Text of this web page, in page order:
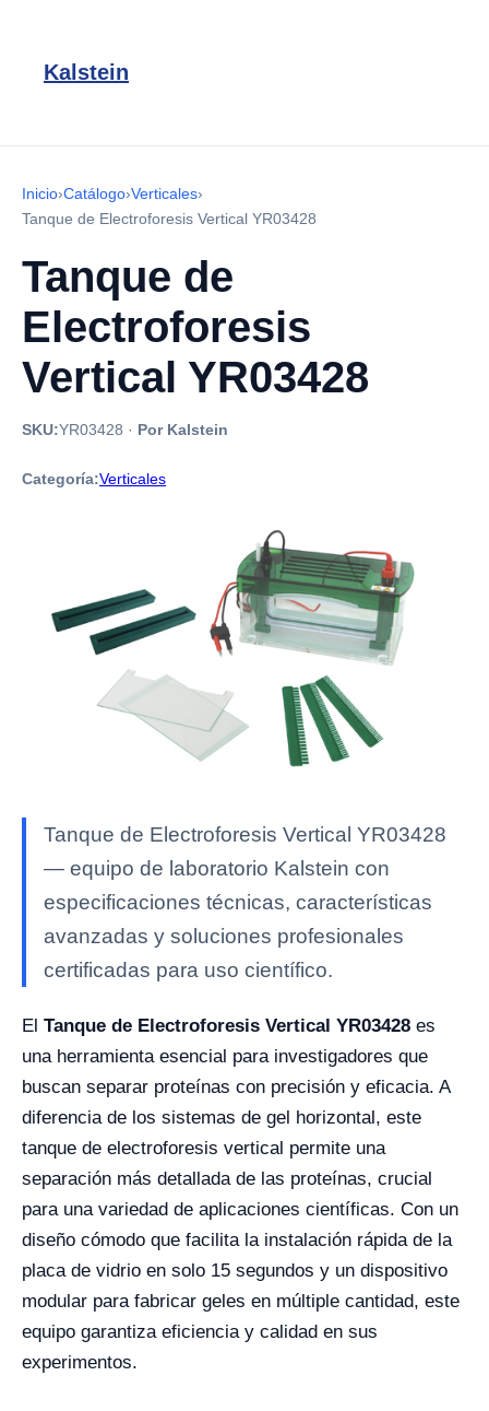
Kalstein
Inicio›Catálogo›Verticales›
Tanque de Electroforesis Vertical YR03428
Tanque de
Electroforesis
Vertical YR03428
SKU:YR03428 · Por Kalstein
Categoría:Verticales
Tanque de Electroforesis Vertical YR03428
— equipo de laboratorio Kalstein con
especificaciones técnicas, características
avanzadas y soluciones profesionales
certificadas para uso científico.
El Tanque de Electroforesis Vertical YR03428 es
una herramienta esencial para investigadores que
buscan separar proteínas con precisión y eficacia. A
diferencia de los sistemas de gel horizontal, este
tanque de electroforesis vertical permite una
separación más detallada de las proteínas, crucial
para una variedad de aplicaciones científicas. Con un
diseño cómodo que facilita la instalación rápida de la
placa de vidrio en solo 15 segundos y un dispositivo
modular para fabricar geles en múltiple cantidad, este
equipo garantiza eficiencia y calidad en sus
experimentos.